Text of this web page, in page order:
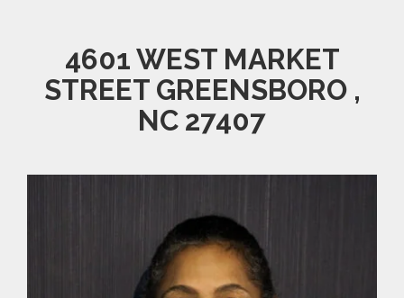
4601 WEST MARKET
STREET GREENSBORO ,
NC 27407